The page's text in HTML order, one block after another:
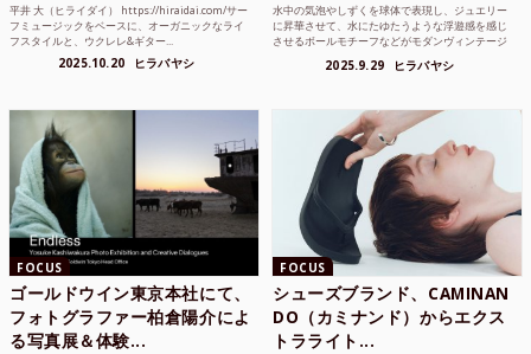
平井 大（ヒライダイ） https://hiraidai.com/サー
フミュージックをベースに、オーガニックなライ
フスタイルと、ウクレレ&ギター...
2025.10.20 ヒラバヤシ
水中の気泡やしずくを球体で表現し、ジュエリー
に昇華させて、水にたゆたうような浮遊感を感じ
させるボールモチーフなどがモダンヴィンテージ
2025.9.29 ヒラバヤシ
FOCUS
ゴールドウイン東京本社にて、
フォトグラファー柏倉陽介によ
る写真展＆体験...
FOCUS
シューズブランド、CAMINAN
DO（カミナンド）からエクス
トラライト...